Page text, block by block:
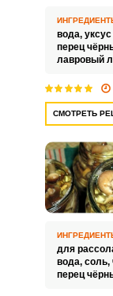
вода,
перец
лавровый
СМОТРЕТЬ
для
вода, соль,
перец